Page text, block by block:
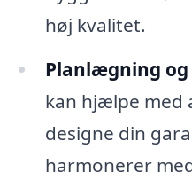
høj kvalitet.
Planlægning og
kan hjælpe med
designe din
harmonerer